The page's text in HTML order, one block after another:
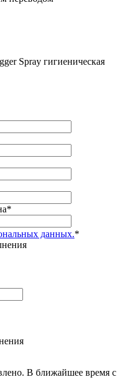
Spray гигиеническая
*
данных.*
В ближайшее время с